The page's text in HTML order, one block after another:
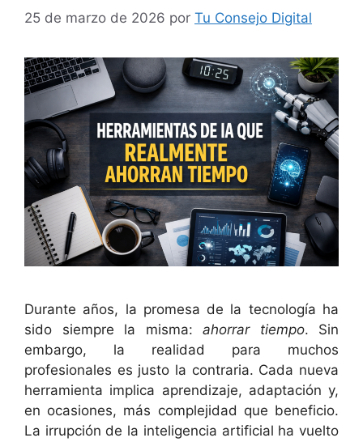
25 de marzo de 2026 por Tu Consejo Digital
Durante años, la promesa de la tecnología ha
sido siempre la misma: ahorrar tiempo. Sin
embargo, la realidad para muchos
profesionales es justo la contraria. Cada nueva
herramienta implica aprendizaje, adaptación y,
en ocasiones, más complejidad que beneficio.
La irrupción de la inteligencia artificial ha vuelto